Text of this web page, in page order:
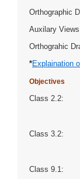
Orthographic
Auxilary
Orthograhic
*Explaination
Objectives
Class 2.2:
Class 3.2:
Class 9.1: